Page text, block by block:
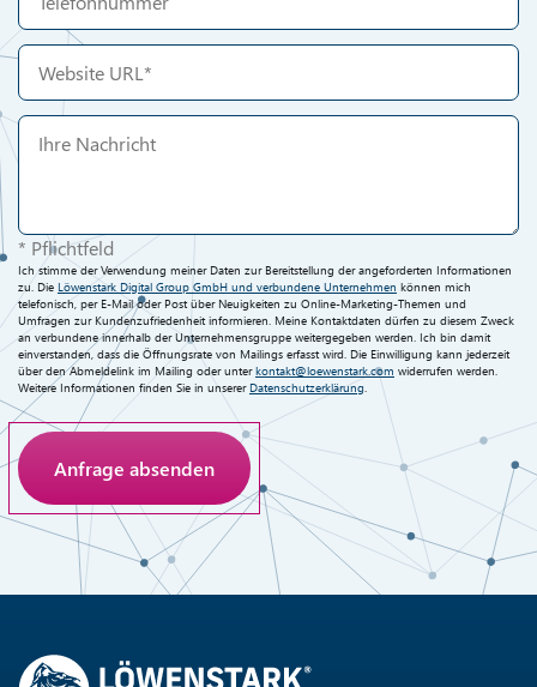
* Pflichtfeld
Ich stimme der Verwendung meiner Daten zur Bereitstellung der angeforderten Informationen
zu. Die Löwenstark Digital Group GmbH und verbundene Unternehmen können mich
telefonisch, per E-Mail oder Post über Neuigkeiten zu Online-Marketing-Themen und
Umfragen zur Kundenzufriedenheit informieren. Meine Kontaktdaten dürfen zu diesem Zweck
an verbundene innerhalb der Unternehmensgruppe weitergegeben werden. Ich bin damit
einverstanden, dass die Öffnungsrate von Mailings erfasst wird. Die Einwilligung kann jederzeit
über den Abmeldelink im Mailing oder unterkontakt@loewenstark.com widerrufen werden.
Weitere Informationen finden Sie in unserer Datenschutzerklärung
Anti-Roboter-Verifizierung
Hier klicken